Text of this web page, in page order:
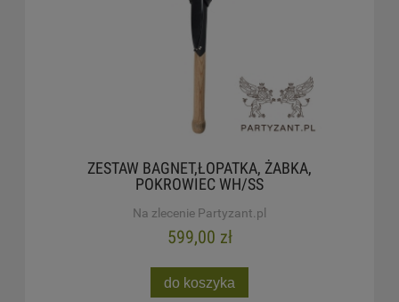
ZESTAW BAGNET,ŁOPATKA, ŻABKA,
POKROWIEC WH/SS
Na zlecenie Partyzant.pl
599,00 zł
do koszyka